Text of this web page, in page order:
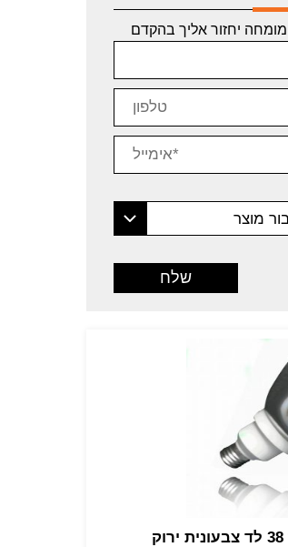
מומחה יחזור אליך בהקדם
מוצר